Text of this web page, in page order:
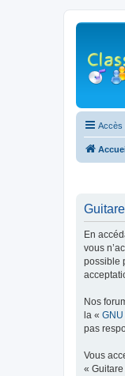
Accès
En
vous
possible
Nos
la «
pas
Vous
«